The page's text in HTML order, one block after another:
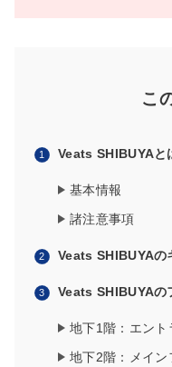
こ
Veats SHIBUYAと
基本情報
諸注意事項
Veats SHIBUYAの
Veats SHIBUYAの
地下1階：エント
地下2階：メイン